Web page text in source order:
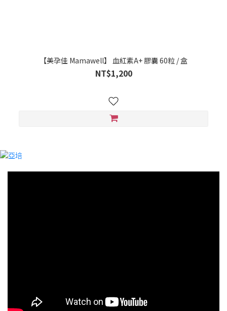
【美孕佳 Mamawell】 血紅素A+ 膠囊 60粒 / 盒
NT$1,200